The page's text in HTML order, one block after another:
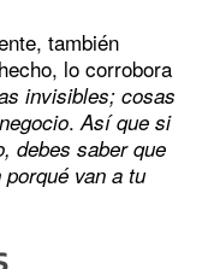
también
lo corrobora
invisibles; cosas
. Así que si
debes saber que
van a tu